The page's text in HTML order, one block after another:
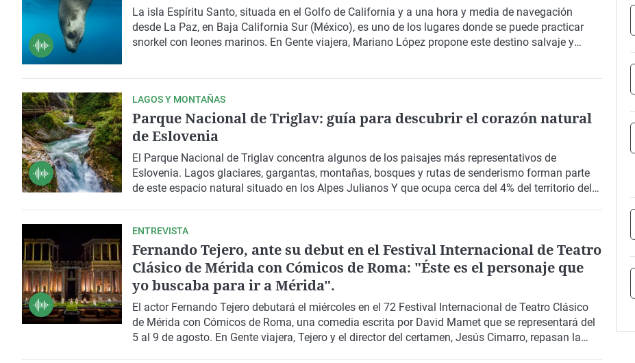
La isla Espíritu Santo, situada en el Golfo de California y a una hora y media de navegación
desde La Paz, en Baja California Sur (México), es uno de los lugares donde se puede practicar
snorkel con leones marinos. En Gente viajera, Mariano López propone este destino salvaje y
LAGOS Y MONTAÑAS
Parque Nacional de Triglav: guía para descubrir el corazón natural
de Eslovenia
El Parque Nacional de Triglav concentra algunos de los paisajes más representativos de
Eslovenia. Lagos glaciares, gargantas, montañas, bosques y rutas de senderismo forman parte
de este espacio natural situado en los Alpes Julianos Y que ocupa cerca del 4% del territorio del
ENTREVISTA
Fernando Tejero, ante su debut en el Festival Internacional de Teatro
Clásico de Mérida con Cómicos de Roma: "Éste es el personaje que
yo buscaba para ir a Mérida".
El actor Fernando Tejero debutará el miércoles en el 72 Festival Internacional de Teatro Clásico
de Mérida con Cómicos de Roma, una comedia escrita por David Mamet que se representará del
5 al 9 de agosto. En Gente viajera, Tejero y el director del certamen, Jesús Cimarro, repasan la